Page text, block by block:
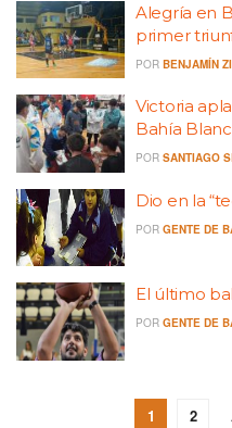
Alegría en
primer
POR BENJAMÍN
Victoria
Bahía
POR SANTIAGO
Dio en la
POR GENTE DE
El último
POR GENTE DE
1 2